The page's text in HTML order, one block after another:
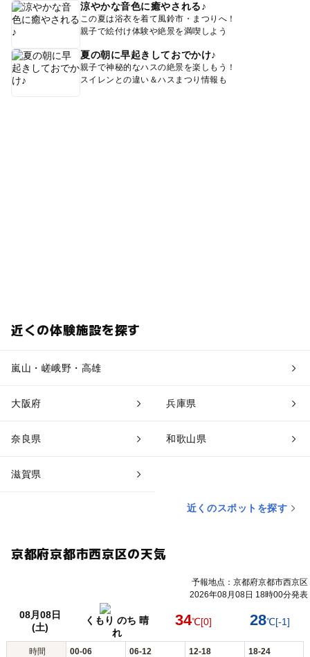
涼やかな音色に癒やされる♪
この夏は浴衣を着て風鈴市・まつりへ！
親子で絵付け体験や絶景を満喫しよう
夏の朝に早起きしておでかけ♪
親子で神秘的なハスの絶景を楽しもう！
スイレンとの違い＆ハスまつり情報も
近くの体験施設を探す
嵐山・嵯峨野・高雄
大阪府 兵庫県
奈良県 和歌山県
滋賀県
近くのスポットを探す
京都府京都市西京区の天気
予報地点：京都府京都市西京区
2026年08月08日 18時00分発表
08月08日
(土)
くもり のち 晴
れ
34℃[0] 28℃[-1]
時間 00-06 06-12 12-18 18-24